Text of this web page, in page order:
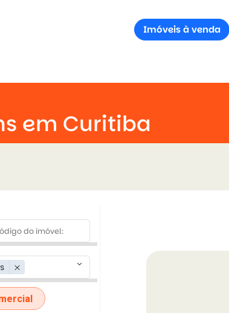
Imóveis à venda
em Curitiba
close keyboard_arrow_down